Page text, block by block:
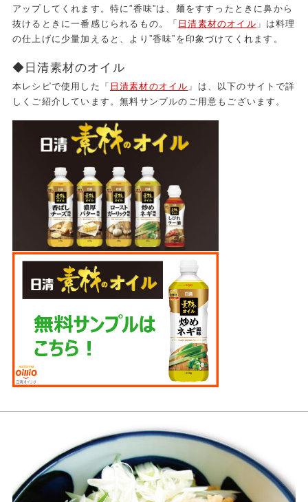
アップしてくれます。特に”香味”は、麺をすすったときに鼻から
抜けるときに一番感じられるもの。「 日清素材のオイル 」は料理
の仕上げに少量加えると、より”香味”を印象づけてくれます。
◆日清素材のオイル
本レシピで使用した「 日清素材のオイル 」は、以下のサイトで詳
しくご紹介しています。無料サンプルのご用意もございます。